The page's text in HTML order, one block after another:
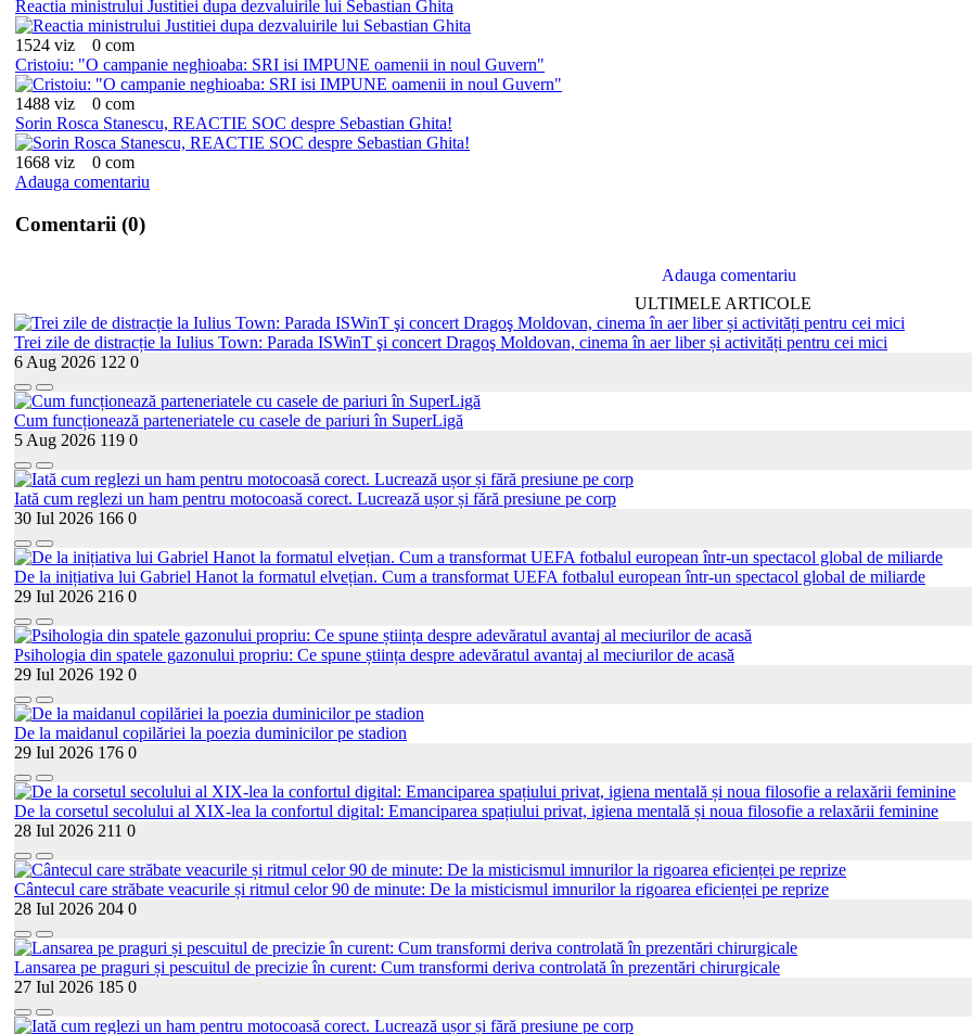
Reactia ministrului Justitiei dupa dezvaluirile lui Sebastian Ghita
1524 viz
0 com
Cristoiu: "O campanie neghioaba: SRI isi IMPUNE oamenii in noul Guvern"
1488 viz
0 com
Sorin Rosca Stanescu, REACTIE SOC despre Sebastian Ghita!
1668 viz
0 com
Adauga comentariu
Comentarii (0)
Adauga comentariu
ULTIMELE ARTICOLE
Trei zile de distracție la Iulius Town: Parada ISWinT şi concert Dragoş Moldovan, cinema în aer liber și activități pentru cei mici
6 Aug 2026 122 0
Cum funcționează parteneriatele cu casele de pariuri în SuperLigă
5 Aug 2026 119 0
Iată cum reglezi un ham pentru motocoasă corect. Lucrează ușor și fără presiune pe corp
30 Iul 2026 166 0
De la inițiativa lui Gabriel Hanot la formatul elvețian. Cum a transformat UEFA fotbalul european într-un spectacol global de miliarde
29 Iul 2026 216 0
Psihologia din spatele gazonului propriu: Ce spune știința despre adevăratul avantaj al meciurilor de acasă
29 Iul 2026 192 0
De la maidanul copilăriei la poezia duminicilor pe stadion
29 Iul 2026 176 0
De la corsetul secolului al XIX-lea la confortul digital: Emanciparea spațiului privat, igiena mentală și noua filosofie a relaxării feminine
28 Iul 2026 211 0
Cântecul care străbate veacurile și ritmul celor 90 de minute: De la misticismul imnurilor la rigoarea eficienței pe reprize
28 Iul 2026 204 0
Lansarea pe praguri și pescuitul de precizie în curent: Cum transformi deriva controlată în prezentări chirurgicale
27 Iul 2026 185 0